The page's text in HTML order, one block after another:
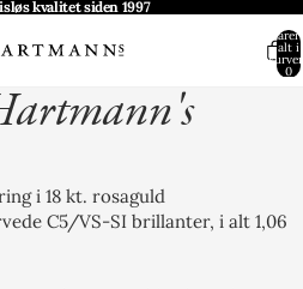
kvalitet siden 1997
alt i
0
i 18 kt. rosaguld
C5/VS-SI brillanter, i alt 1,06